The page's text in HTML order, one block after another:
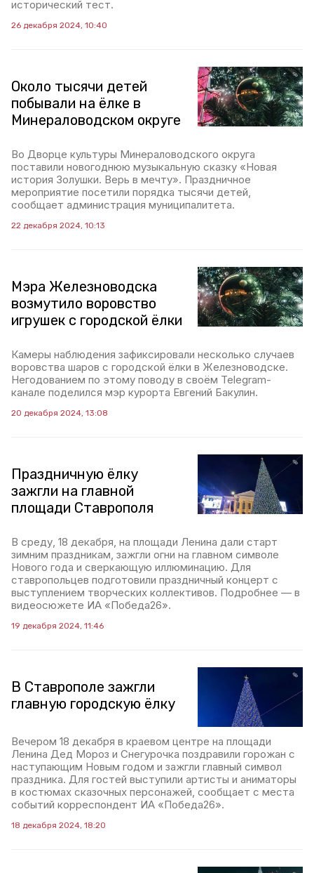
исторический тест.
26 декабря 2024, 10:40
Около тысячи детей
побывали на ёлке в
Минераловодском округе
Во Дворце культуры Минераловодского округа
поставили новогоднюю музыкальную сказку «Новая
история Золушки. Верь в мечту». Праздничное
мероприятие посетили порядка тысячи детей,
сообщает администрация муниципалитета.
22 декабря 2024, 10:13
Мэра Железноводска
возмутило воровство
игрушек с городской ёлки
Камеры наблюдения зафиксировали несколько случаев
воровства шаров с городской ёлки в Железноводске.
Негодованием по этому поводу в своём Telegram-
канале поделился мэр курорта Евгений Бакулин.
20 декабря 2024, 13:08
Праздничную ёлку
зажгли на главной
площади Ставрополя
В среду, 18 декабря, на площади Ленина дали старт
зимним праздникам, зажгли огни на главном символе
Нового года и сверкающую иллюминацию. Для
ставропольцев подготовили праздничный концерт с
выступлением творческих коллективов. Подробнее — в
видеосюжете ИА «Победа26».
19 декабря 2024, 11:46
В Ставрополе зажгли
главную городскую ёлку
Вечером 18 декабря в краевом центре на площади
Ленина Дед Мороз и Снегурочка поздравили горожан с
наступающим Новым годом и зажгли главный символ
праздника. Для гостей выступили артисты и аниматоры
в костюмах сказочных персонажей, сообщает с места
событий корреспондент ИА «Победа26».
18 декабря 2024, 18:20